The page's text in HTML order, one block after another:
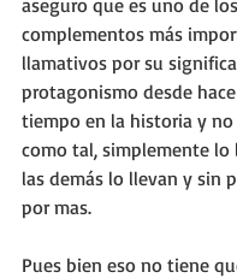
complementos más
llamativos por su
protagonismo desde
tiempo en la historia y
como tal, simplemente lo
las demás lo llevan y sin
por mas.
Pues bien eso no tiene